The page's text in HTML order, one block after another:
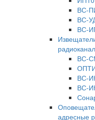
ВС-
ВС-
ВС-
ВС-
ВС-
ВС-
адресные